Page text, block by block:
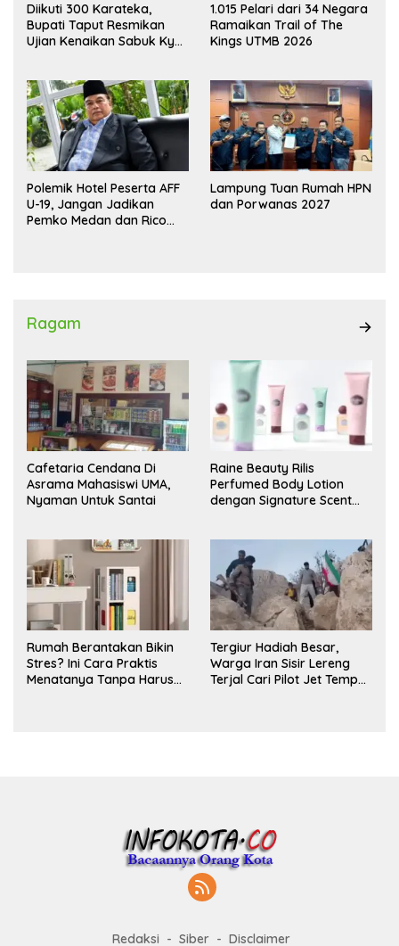
Diikuti 300 Karateka,
Bupati Taput Resmikan
Ujian Kenaikan Sabuk Kyu
1.015 Pelari dari 34 Negara
Ramaikan Trail of The
Kings UTMB 2026
Polemik Hotel Peserta AFF
U-19, Jangan Jadikan
Pemko Medan dan Rico
Lampung Tuan Rumah HPN
dan Porwanas 2027
Ragam
Cafetaria Cendana Di
Asrama Mahasiswi UMA,
Nyaman Untuk Santai
Raine Beauty Rilis
Perfumed Body Lotion
dengan Signature Scent
Rumah Berantakan Bikin
Stres? Ini Cara Praktis
Menatanya Tanpa Harus
Tergiur Hadiah Besar,
Warga Iran Sisir Lereng
Terjal Cari Pilot Jet Tempur
Redaksi Siber Disclaimer